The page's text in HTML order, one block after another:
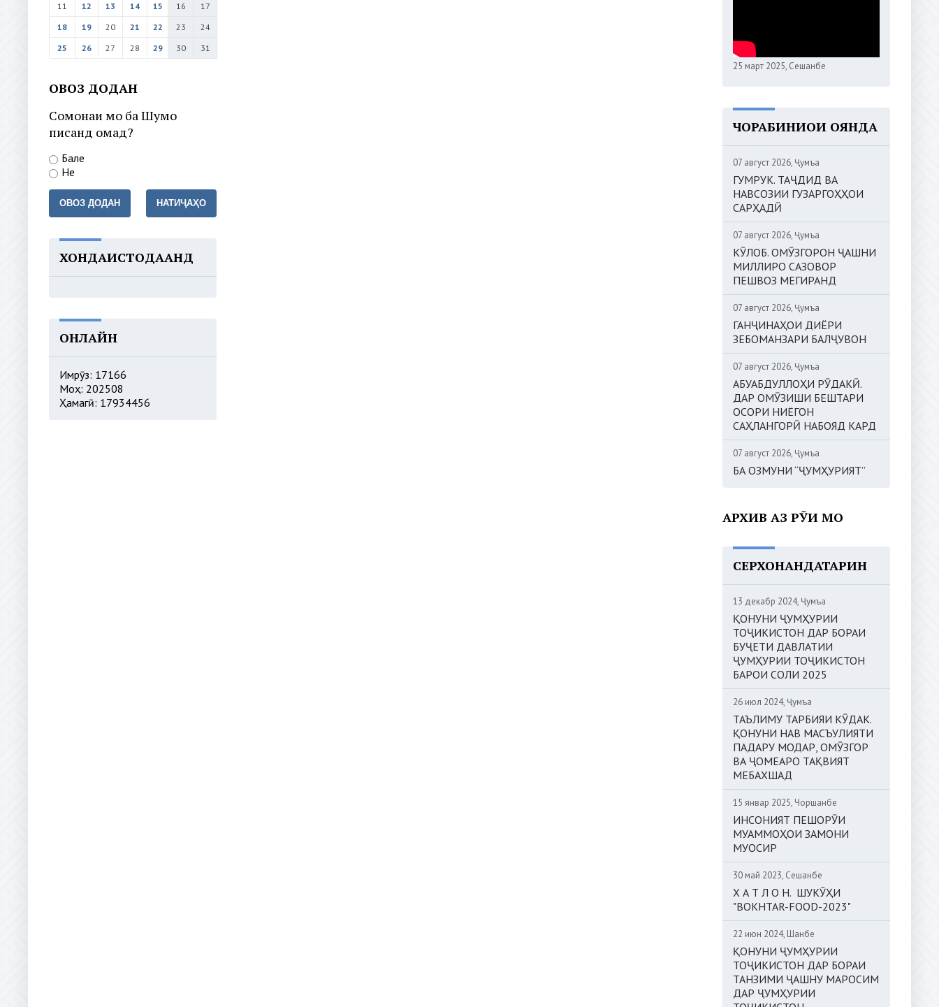
11
12 13 14 15 16
17
18
19 20 21 22 23
24
25
26 27 28 29 30 31
ОВОЗ ДОДАН
Сомонаи мо ба Шумо
писанд омад?
Бале
Не
ОВОЗ ДОДАН НАТИҶАҲО
ХОНДАИСТОДААНД
ОНЛАЙН
Имрӯз: 17166
Моҳ: 202508
Ҳамагӣ: 17934456
25 март 2025, Сешанбе
ЧОРАБИНИҲОИ ОЯНДА
07 август 2026, Ҷумъа
ГУМРУК. ТАҶДИД ВА
НАВСОЗИИ ГУЗАРГОҲҲОИ
САРҲАДӢ
07 август 2026, Ҷумъа
КӮЛОБ. ОМӮЗГОРОН ҶАШНИ
МИЛЛИРО САЗОВОР
ПЕШВОЗ МЕГИРАНД
07 август 2026, Ҷумъа
ГАНҶИНАҲОИ ДИЁРИ
ЗЕБОМАНЗАРИ БАЛҶУВОН
07 август 2026, Ҷумъа
АБУАБДУЛЛОҲИ РӮДАКӢ.
ДАР ОМӮЗИШИ БЕШТАРИ
ОСОРИ НИЁГОН
САҲЛАНГОРӢ НАБОЯД КАРД
07 август 2026, Ҷумъа
БА ОЗМУНИ “ҶУМҲУРИЯТ”
АРХИВ АЗ РӮИ МОҲ
СЕРХОНАНДАТАРИН
13 декабр 2024, Ҷумъа
ҚОНУНИ ҶУМҲУРИИ
ТОҶИКИСТОН ДАР БОРАИ
БУҶЕТИ ДАВЛАТИИ
ҶУМҲУРИИ ТОҶИКИСТОН
БАРОИ СОЛИ 2025
26 июл 2024, Ҷумъа
ТАЪЛИМУ ТАРБИЯИ КӮДАК.
ҚОНУНИ НАВ МАСЪУЛИЯТИ
ПАДАРУ МОДАР, ОМӮЗГОР
ВА ҶОМЕАРО ТАҚВИЯТ
МЕБАХШАД
15 январ 2025, Чоршанбе
ИНСОНИЯТ ПЕШОРӮИ
МУАММОҲОИ ЗАМОНИ
МУОСИР
30 май 2023, Сешанбе
Х А Т Л О Н. ШУКӮҲИ
"BOKHTAR-FOOD-2023"
22 июн 2024, Шанбе
ҚОНУНИ ҶУМҲУРИИ
ТОҶИКИСТОН ДАР БОРАИ
ТАНЗИМИ ҶАШНУ МАРОСИМ
ДАР ҶУМҲУРИИ